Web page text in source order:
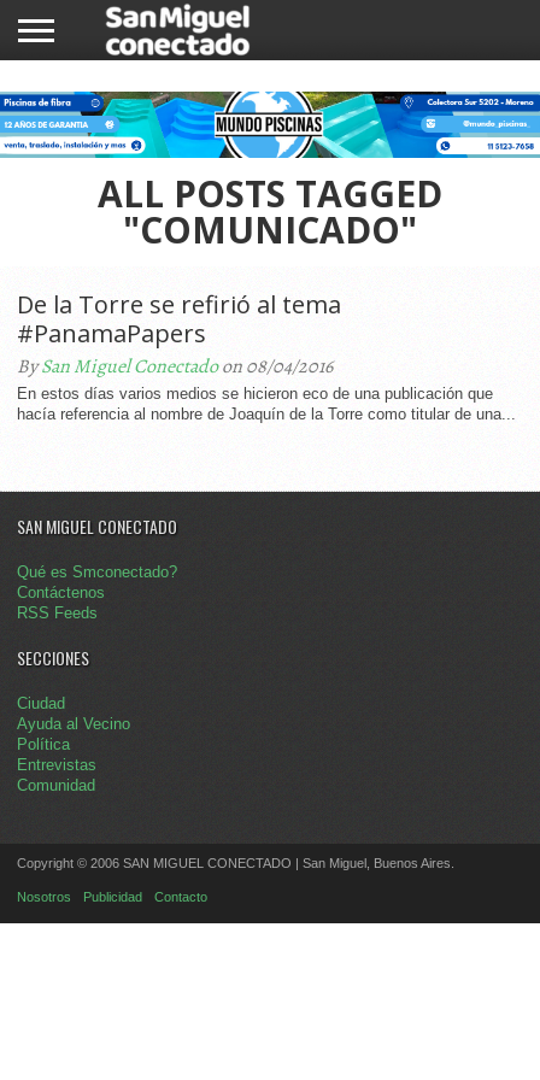
NOTICIAS
COMUNIDAD
COMERCIOS
ALL POSTS TAGGED
"COMUNICADO"
De la Torre se refirió al tema
#PanamaPapers
BySan Miguel Conectadoon 08/04/2016
En estos días varios medios se hicieron eco de una publicación que
hacía referencia al nombre de Joaquín de la Torre como titular de una...
SAN MIGUEL CONECTADO
Qué es Smconectado?
Contáctenos
RSS Feeds
SECCIONES
Ciudad
Ayuda al Vecino
Política
Entrevistas
Comunidad
Copyright © 2006 SAN MIGUEL CONECTADO | San Miguel, Buenos Aires.
Nosotros Publicidad Contacto